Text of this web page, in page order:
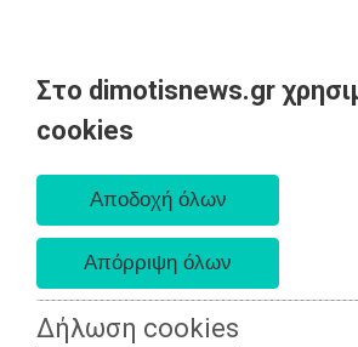
Στο dimotisnews.gr
cookies
Δήλωση cookies
AΡΧΙΚΗ
ΕΙΔΗΣΕΙΣ
ΠΟΛΙΤΙΚΗ
ΤΟΠΙΚΗ
ΑΥΤΟΔΙΟΙΚΗΣΗ